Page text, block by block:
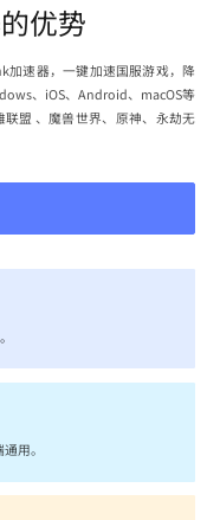
优势
加速器，一键加速国服游戏，降
、iOS、Android、macOS等
盟 、魔兽世界、原神、永劫无
用。